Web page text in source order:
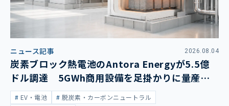
ニュース記事 2026.08.04
炭素ブロック熱電池のAntora Energyが5.5億
ドル調達 5GWh商用設備を足掛かりに量産拡
大EV・電池
脱炭素・カーボンニュートラル